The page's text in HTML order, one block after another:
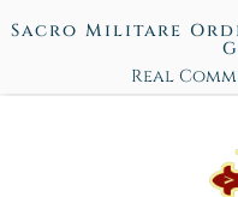
Sacro Militare
Real